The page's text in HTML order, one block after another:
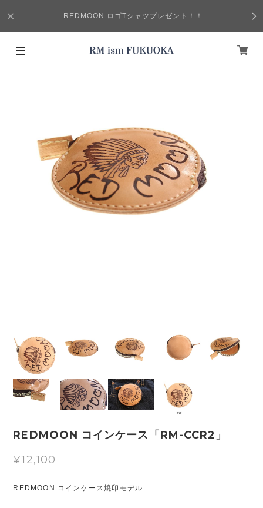
REDMOON ロゴTシャツプレゼント！！
REDMOON コインケース「RM-CCR2」
¥12,100
REDMOON コインケース焼印モデル